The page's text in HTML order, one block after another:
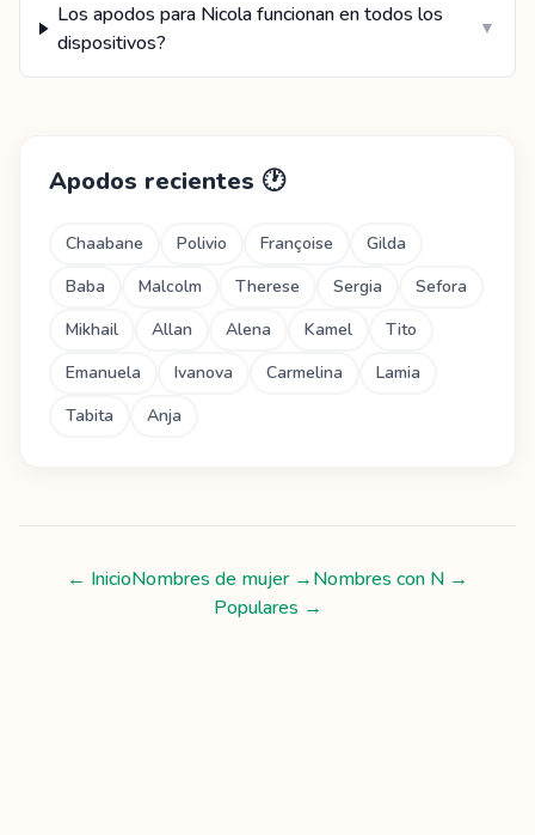
Los apodos para Nicola funcionan en todos los
dispositivos?
▼
Apodos recientes 🕐
Chaabane Polivio Françoise
Gilda
Baba
Malcolm Therese Sergia
Sefora
Mikhail
Allan Alena Kamel
Tito
Emanuela
Ivanova Carmelina
Lamia
Tabita
Anja
← InicioNombres de mujer→Nombres con N →
Populares →